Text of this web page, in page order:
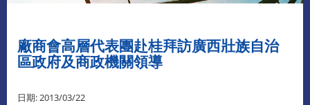
廠商會高層代表團赴桂拜訪廣西壯族自治
區政府及商政機關領導
日期: 2013/03/22